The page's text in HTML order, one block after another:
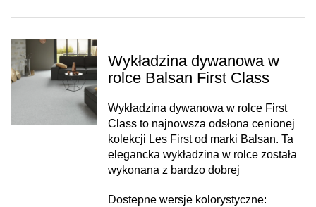
Wykładzina dywanowa w
rolce Balsan First Class
Wykładzina dywanowa w rolce First
Class to najnowsza odsłona cenionej
kolekcji Les First od marki Balsan. Ta
elegancka wykładzina w rolce została
wykonana z bardzo dobrej
Dostepne wersje kolorystyczne: